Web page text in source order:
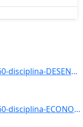
6: ano-2019-periodo-1-capacidade-60-disciplina-DESENVOLVIMENTO_RURAL_SUSTENTAVEL_E_AGRICULTURA_FAMILIAR]
7: ano-2019-periodo-1-capacidade-60-disciplina-ECONOMIA_POLITICA-campus-CAMPUS_BACABAL-nivel-G-dt_inici]